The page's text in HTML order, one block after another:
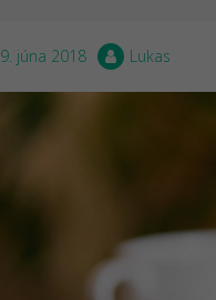
9. júna 2018 Lukas